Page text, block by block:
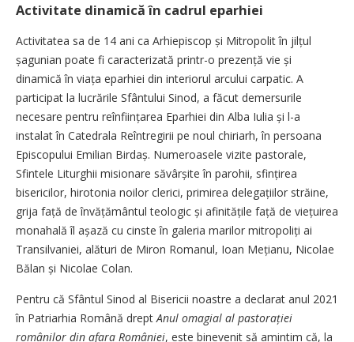
Activitate dinamică în cadrul eparhiei
Activitatea sa de 14 ani ca Arhiepiscop și Mitropolit în jilțul
șagunian poate fi caracterizată printr-o prezență vie și
dinamică în viața eparhiei din interiorul arcului carpatic. A
participat la lucrările Sfântului Sinod, a făcut demersurile
necesare pentru reînființarea Eparhiei din Alba Iulia și l-a
instalat în Catedrala Reîntregirii pe noul chiriarh, în persoana
Episcopului Emilian Birdaș. Numeroasele vizite pastorale,
Sfintele Liturghii misionare săvârșite în parohii, sfințirea
bisericilor, hirotonia noilor clerici, primirea delegațiilor străine,
grija față de învățământul teologic și afinitățile față de viețuirea
monahală îl așază cu cinste în galeria marilor mitropoliți ai
Transilvaniei, alături de Miron Romanul, Ioan Mețianu, Nicolae
Bălan și Nicolae Colan.
Pentru că Sfântul Sinod al Bisericii noastre a declarat anul 2021
în Patriarhia Română dreptAnul omagial al pastorației
românilor din afara României, este binevenit să amintim că, la